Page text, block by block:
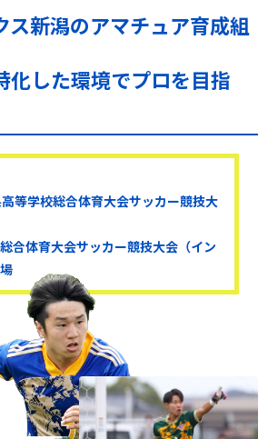
ス新潟のアマチュア育成組
化した環境でプロを目指
等学校総合体育大会サッカー競技大
合体育大会サッカー競技大会（イン